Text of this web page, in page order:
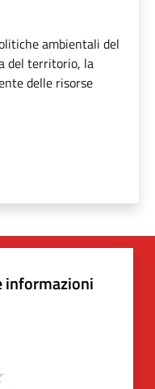
ambientali del
del territorio, la
delle risorse
informazioni